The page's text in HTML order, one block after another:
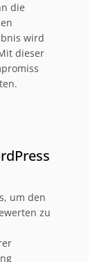
die
wird
dieser
um den
zu